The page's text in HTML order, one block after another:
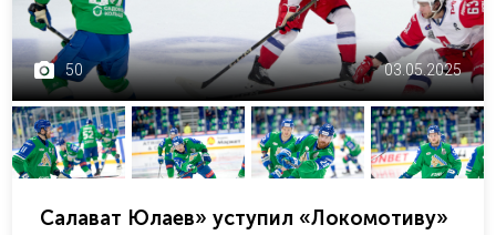
50 03.05.2025
Салават Юлаев» уступил «Локомотиву»